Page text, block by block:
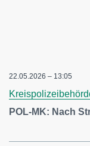
22.05.2026 – 13:05
POL-MK: Nach